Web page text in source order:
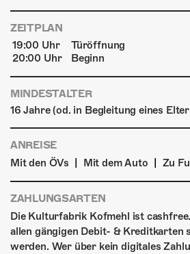
ZEITPLAN
19:00 Uhr
Türöffnung
20:00 Uhr
Beginn
MINDESTALTER
16 Jahre (od. in Begleitung eines
ANREISE
Mit den ÖVs
Mit dem Auto Zu
ZAHLUNGSARTEN
Die Kulturfabrik Kofmehl ist
allen gängigen Debit- & Kreditkarten
werden. Wer über kein digitales